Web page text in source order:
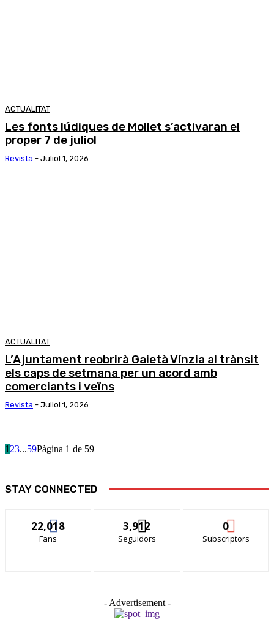
ACTUALITAT
Les fonts lúdiques de Mollet s’activaran el
proper 7 de juliol
Revista - Juliol 1, 2026
ACTUALITAT
L’Ajuntament reobrirà Gaietà Vínzia al trànsit
els caps de setmana per un acord amb
comerciants i veïns
Revista - Juliol 1, 2026
1 23...59Pàgina 1 de 59
STAY CONNECTED
22,018
Fans
3,912
Seguidors
0
Subscriptors
- Advertisement -